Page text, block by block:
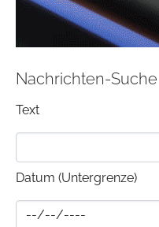
Nachrichten-Suche
Text
Datum (Untergrenze)